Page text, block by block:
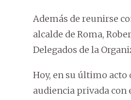
Además de reunirse
alcalde de Roma,
Delegados de la
Hoy, en su último acto
audiencia privada con